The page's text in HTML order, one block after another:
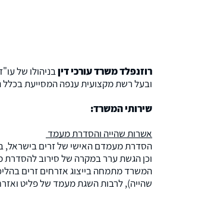
רוזנפלד משרד עורכי דיןבניהולו של
ובעל רשת מקצועית ענפה המסייעת
שירותי המשרד:
אשרות שהייה והסדרת מעמד
הסדרת מעמדם האישי של זרים בישראל, בני
וכן הגשת ערר במקרה של סירוב להסדרת
המשרד מתמחה בייצוג אזרחים זרים
שהייה), לרבות השגת מעמד של פליט